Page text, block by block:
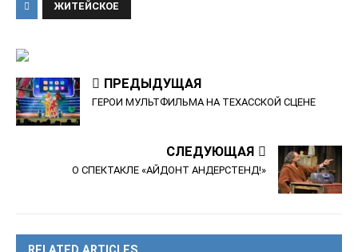
ЖИТЕЙСКОЕ
ПРЕДЫДУЩАЯ
ГЕРОИ МУЛЬТФИЛЬМА НА ТЕХАССКОЙ СЦЕНЕ
СЛЕДУЮЩАЯ
О СПЕКТАКЛЕ «АЙДОНТ АНДЕРСТЕНД!»